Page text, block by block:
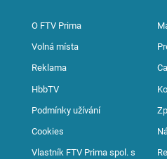
O FTV Prima
Volná místa
Reklama
HbbTV
Podmínky užívání
Cookies
Vlastník FTV Prima spol. s